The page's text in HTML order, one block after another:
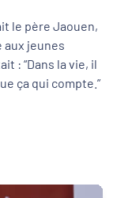
le père Jaouen,
aux jeunes
: “Dans la vie, il
ça qui compte.”